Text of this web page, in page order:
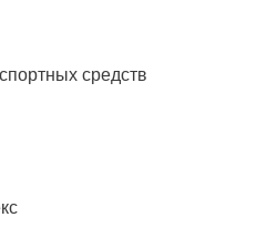
средств